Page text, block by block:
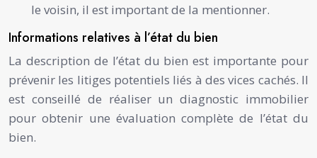
le voisin, il est important de la mentionner.
Informations relatives à l’état du bien
La description de l’état du bien est importante pour
prévenir les litiges potentiels liés à des vices cachés. Il
est conseillé de réaliser un diagnostic immobilier
pour obtenir une évaluation complète de l’état du
bien.